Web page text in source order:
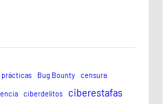
prácticas Bug Bounty censura
ciberdelitos ciberestafas